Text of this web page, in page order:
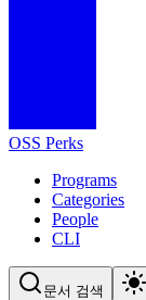
OSS Perks
Programs
Categories
People
CLI
문서 검색